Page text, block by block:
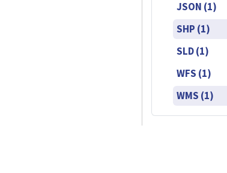
JSON (1)
SHP (1)
SLD (1)
WFS (1)
WMS (1)